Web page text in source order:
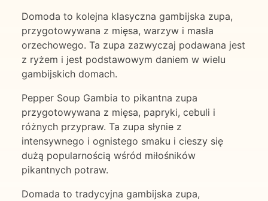
Domoda to kolejna klasyczna gambijska zupa,
przygotowywana z mięsa, warzyw i masła
orzechowego. Ta zupa zazwyczaj podawana jest
z ryżem i jest podstawowym daniem w wielu
gambijskich domach.
Pepper Soup Gambia to pikantna zupa
przygotowywana z mięsa, papryki, cebuli i
różnych przypraw. Ta zupa słynie z
intensywnego i ognistego smaku i cieszy się
dużą popularnością wśród miłośników
pikantnych potraw.
Domada to tradycyjna gambijska zupa,